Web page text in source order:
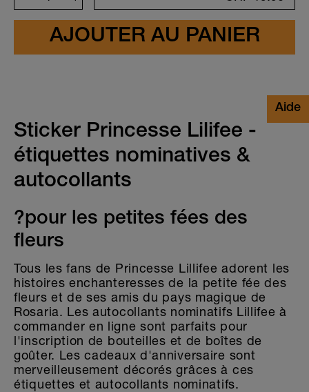
Sticker Princesse Lilifee -
étiquettes nominatives &
autocollants
?pour les petites fées des
fleurs
Tous les fans de Princesse Lillifee adorent les
histoires enchanteresses de la petite fée des
fleurs et de ses amis du pays magique de
Rosaria. Les autocollants nominatifs Lillifee à
commander en ligne sont parfaits pour
l'inscription de bouteilles et de boîtes de
goûter. Les cadeaux d'anniversaire sont
merveilleusement décorés grâces à ces
étiquettes et autocollants nominatifs.